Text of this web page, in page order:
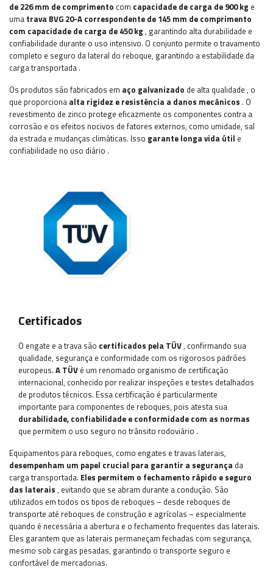
de 226 mm de comprimento com capacidade de carga de 900 kg e
uma trava BVG 20-A correspondente de 145 mm de comprimento
com capacidade de carga de 450 kg , garantindo alta durabilidade e
confiabilidade durante o uso intensivo. O conjunto permite o travamento
completo e seguro da lateral do reboque, garantindo a estabilidade da
carga transportada .
Os produtos são fabricados em aço galvanizado de alta qualidade , o
que proporciona alta rigidez e resistência a danos mecânicos . O
revestimento de zinco protege eficazmente os componentes contra a
corrosão e os efeitos nocivos de fatores externos, como umidade, sal
da estrada e mudanças climáticas. Isso garante longa vida útil e
confiabilidade no uso diário .
Certificados
O engate e a trava são certificados pela TÜV, confirmando sua
qualidade, segurança e conformidade com os rigorosos padrões
europeus. A TÜV é um renomado organismo de certificação
internacional, conhecido por realizar inspeções e testes detalhados
de produtos técnicos. Essa certificação é particularmente
importante para componentes de reboques, pois atesta sua
durabilidade, confiabilidade e conformidade com as normas
que permitem o uso seguro no trânsito rodoviário .
Equipamentos para reboques, como engates e travas laterais,
desempenham um papel crucial para garantir a segurança da
carga transportada. Eles permitem o fechamento rápido e seguro
das laterais , evitando que se abram durante a condução. São
utilizados em todos os tipos de reboques – desde reboques de
transporte até reboques de construção e agrícolas – especialmente
quando é necessária a abertura e o fechamento frequentes das laterais.
Eles garantem que as laterais permaneçam fechadas com segurança,
mesmo sob cargas pesadas, garantindo o transporte seguro e
confortável de mercadorias.